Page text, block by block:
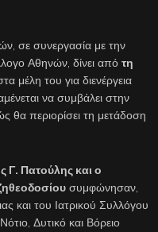
σε συνεργασία με την
Αθηνών, δίνει από τη
μέλη του για διενέργεια
να συμβάλει στην
θα περιορίσει τη μετάδοση
Γ. Πατούλης και ο
συμφώνησαν,
και του Ιατρικού Συλλόγου
Δυτικό και Βόρειο